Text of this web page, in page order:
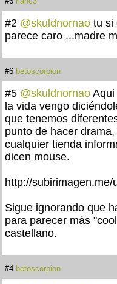
#2 @skuldnornao tu si
parece caro ...madre
#6 betoscorpion
#5 @skuldnornao Aqui
la vida vengo
que tenemos
punto de hacer
cualquier tienda
dicen mouse.
http://
Sigue ignorando que
para parecer más
castellano.
#4 betoscorpion